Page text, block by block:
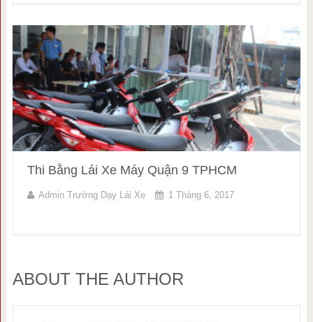
Thi Bằng Lái Xe Máy Quận 9 TPHCM
Admin Trường Dạy Lái Xe 1 Tháng 6, 2017
ABOUT THE AUTHOR